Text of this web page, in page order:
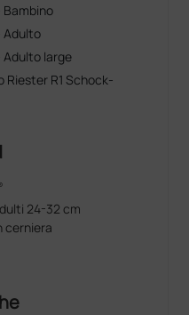
Bambino
Adulto
Adulto large
Riester R1 Schock-
24-32 cm
cerniera